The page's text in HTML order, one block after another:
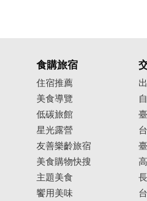
食購旅宿
住宿推薦
美食導覽
低碳旅館
星光露營
友善樂齡旅宿
美食購物快搜
主題美食
饗用美味